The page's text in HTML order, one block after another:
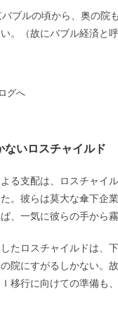
ブルの頃から、奥の院
。（故にバブル経済と
いロスチャイルド
る支配は、ロスチャイ
。彼らは莫大な傘下企
、一気に彼らの手から霧
たロスチャイルドは、
院にすがるしかない。
移行に向けての準備も